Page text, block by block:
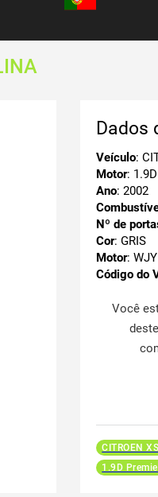
Dados
Veículo:
Motor:
Ano: 2002
Nº de
Cor: GRIS
Motor: WJY
Código do
Você
CITROEN
1.9D